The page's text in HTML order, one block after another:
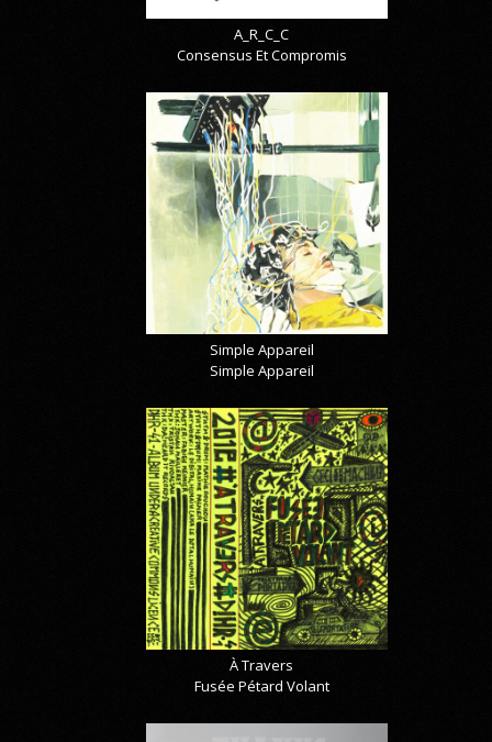
A_R_C_C
Consensus Et Compromis
Simple Appareil
Simple Appareil
À Travers
Fusée Pétard Volant